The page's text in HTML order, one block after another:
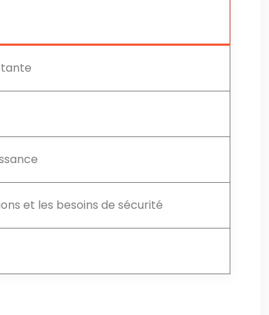
et les besoins de sécurité